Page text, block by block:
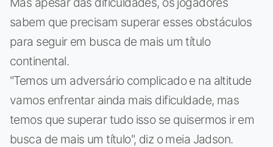
sabem que precisam superar esses obstáculos
para seguir em busca de mais um título
continental.
"Temos um adversário complicado e na altitude
vamos enfrentar ainda mais dificuldade, mas
temos que superar tudo isso se quisermos ir em
busca de mais um título", diz o meia Jadson.